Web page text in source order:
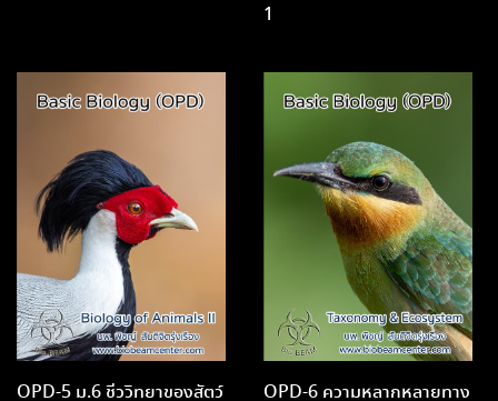
1
OPD-5 ม.6 ชีววิทยาของสัตว์
OPD-6 ความหลากหลายทาง